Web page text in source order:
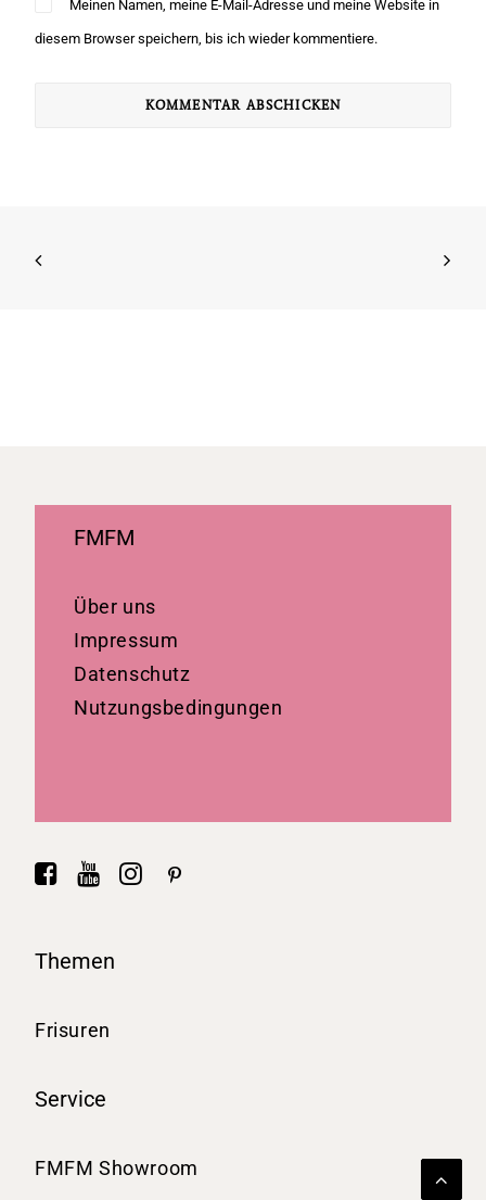
Meinen Namen, meine E-Mail-Adresse und meine Website in
diesem Browser speichern, bis ich wieder kommentiere.
FMFM
Über uns
Impressum
Datenschutz
Nutzungsbedingungen
Themen
Frisuren
Service
FMFM Showroom